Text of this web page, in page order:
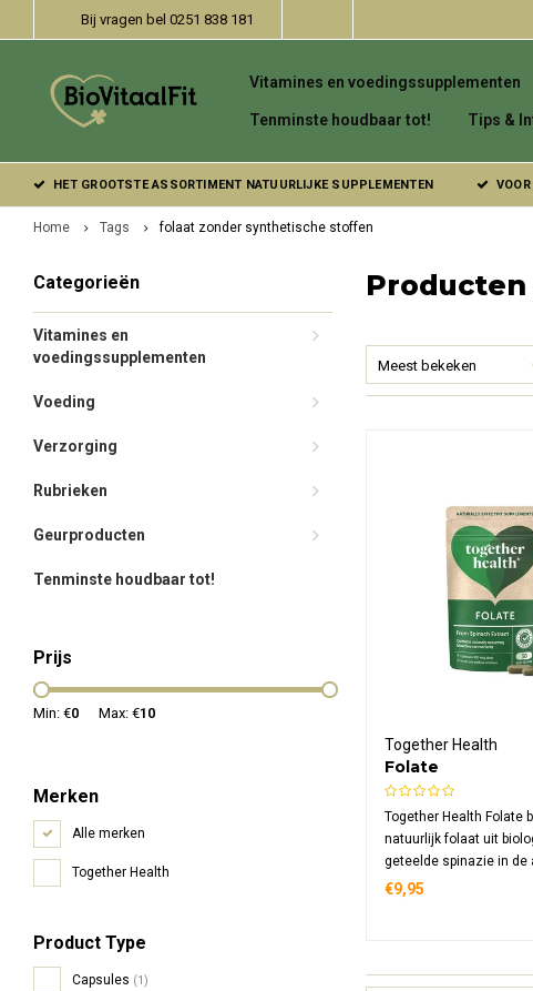
Bij vragen bel 0251 838 181
Vitamines en voedingssupplementen
Tenminste houdbaar tot! Tips &
HET GROOTSTE ASSORTIMENT NATUURLIJKE SUPPLEMENTEN
Home Tags folaat zonder synthetische stoffen
Categorieën
Vitamines en
voedingssupplementen
Voeding
Verzorging
Rubrieken
Geurproducten
Tenminste houdbaar tot!
Prijs
Min: €0 Max: €10
Merken
Alle merken
Together Health
Product Type
Capsules (1)
Meest bekeken
Together Health
Folate
Together Health Folate
natuurlijk folaat uit
geteelde spinazie in de
MTHF vorm die direct
synthetische
€9,95